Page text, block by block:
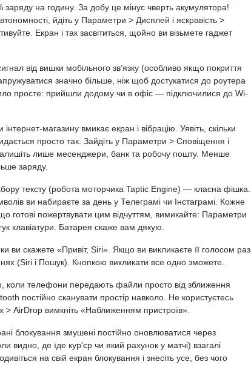
заряду на годину. За добу це мінус чверть акумулятора!
йдіть у Параметри > Дисплей і яскравість >
Екран і так засвітиться, щойно ви візьмете гаджет
від вишки мобільного зв’язку (особливо якщо покриття
значно більше, ніж щоб достукатися до роутера
просте: прийшли додому чи в офіс — підключилися до Wi-
магазину вмикає екран і вібрацію. Уявіть, скільки
просто так. Зайдіть у Параметри > Сповіщення і
лише месенджери, банк та робочу пошту. Менше
заряду.
тексту (робота моторчика Taptic Engine) — класна фішка.
ви набираєте за день у Телеграмі чи Інстаграмі. Кожне
готові пожертвувати цим відчуттям, вимикайте: Параметри
клавіатури. Батарея скаже вам дякую.
ви скажете «Привіт, Siri». Якщо ви викликаєте її голосом раз
(Siri і Пошук). Кнопкою викликати все одно зможете.
телефони передають файли просто від зближення
постійно сканувати простір навколо. Не користуєтесь
AirDrop вимкніть «Наближенням пристроїв».
блокування змушені постійно оновлюватися через
видно, де їде кур'єр чи який рахунок у матчі) взагалі
на свій екран блокування і знесіть усе, без чого